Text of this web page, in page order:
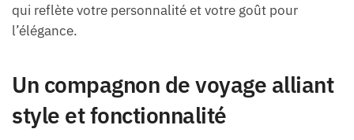
qui reflète votre personnalité et votre goût pour
l’élégance.
Un compagnon de voyage alliant
style et fonctionnalité